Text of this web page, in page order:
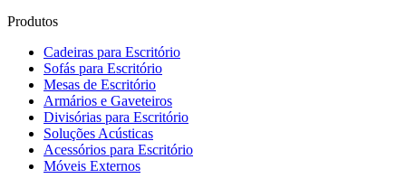
Produtos
Cadeiras para Escritório
Sofás para Escritório
Mesas de Escritório
Armários e Gaveteiros
Divisórias para Escritório
Soluções Acústicas
Acessórios para Escritório
Móveis Externos